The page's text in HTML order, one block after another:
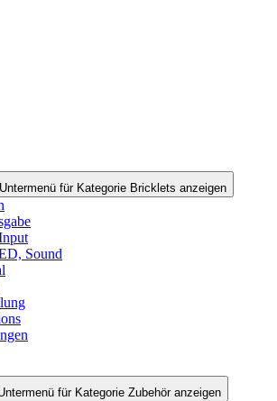
Untermenü für Kategorie Bricklets anzeigen
Sound
für Kategorie Zubehör anzeigen